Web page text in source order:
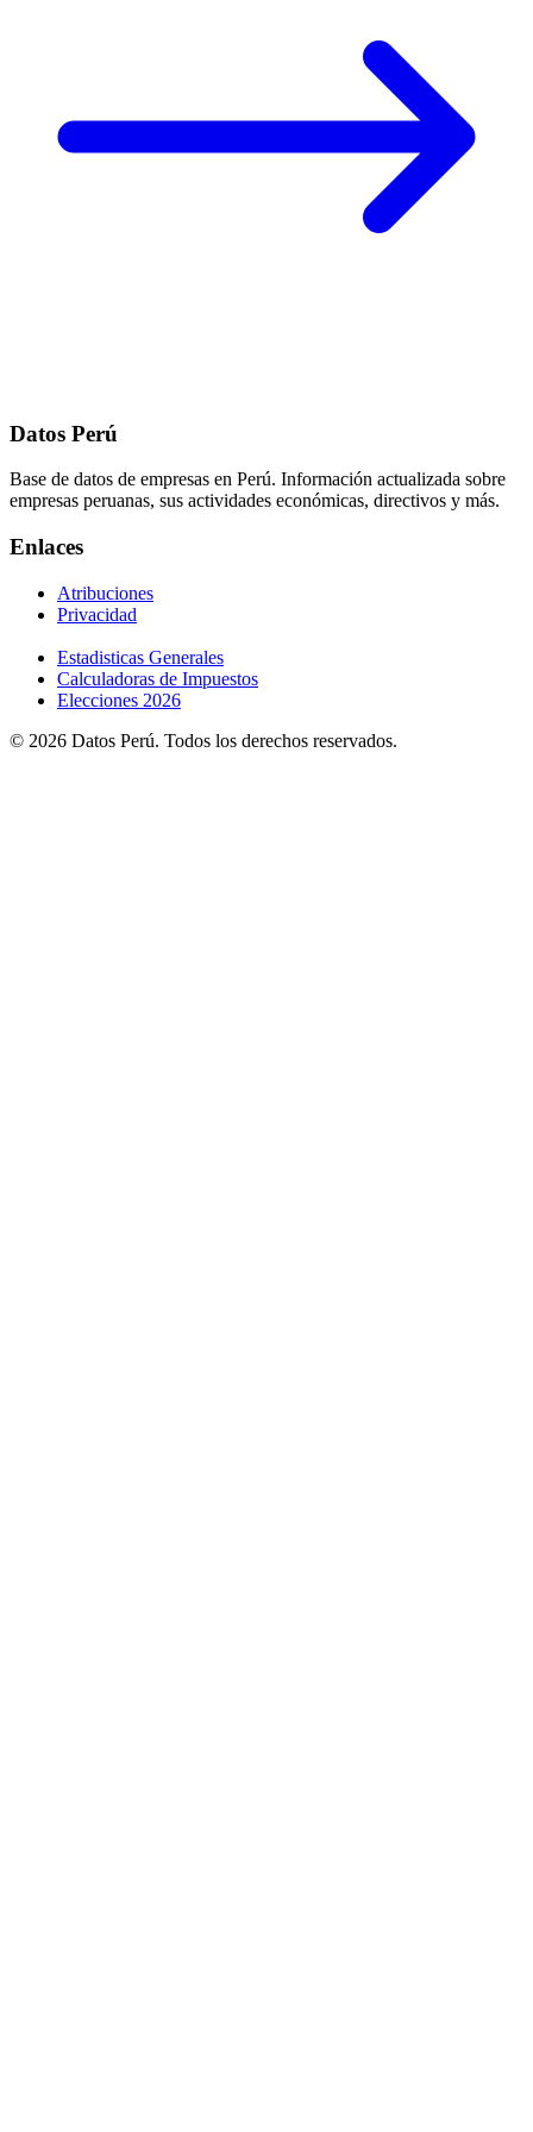
Datos Perú
Base de datos de empresas en Perú. Información actualizada sobre
empresas peruanas, sus actividades económicas, directivos y más.
Enlaces
Atribuciones
Privacidad
Estadisticas Generales
Calculadoras de Impuestos
Elecciones 2026
© 2026 Datos Perú. Todos los derechos reservados.